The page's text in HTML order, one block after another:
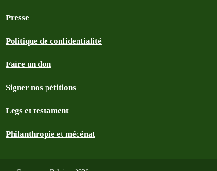
Presse
Politique de confidentialité
Faire un don
Signer nos pétitions
Legs et testament
Philanthropie et mécénat